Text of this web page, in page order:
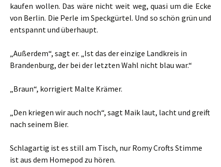
kaufen wollen. Das wäre nicht weit weg, quasi um die Ecke
von Berlin. Die Perle im Speckgürtel. Und so schön grün und
entspannt und überhaupt.
„Außerdem“, sagt er. „Ist das der einzige Landkreis in
Brandenburg, der bei der letzten Wahl nicht blau war.“
„Braun“, korrigiert Malte Krämer.
„Den kriegen wir auch noch“, sagt Maik laut, lacht und greift
nach seinem Bier.
Schlagartig ist es still am Tisch, nur Romy Crofts Stimme
ist aus dem Homepod zu hören.